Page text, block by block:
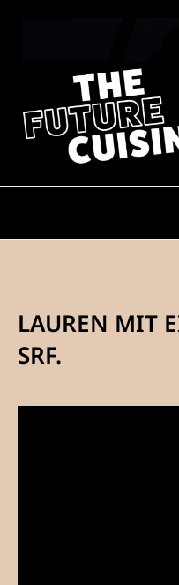
LAUREN MIT
SRF.